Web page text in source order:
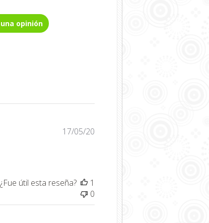
opinión
17/05/20
¿Fue útil esta reseña?
1
0